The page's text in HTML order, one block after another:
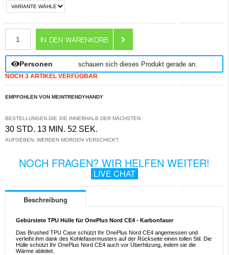
Personen schauen sich dieses Produkt gerade an.
NOCH 3 ARTIKEL VERFÜGBAR
EMPFOHLEN VON MEINTRENDYHANDY
BESTELLUNGEN DIE SIE INNERHALB DER NÄCHSTEN
30 STD. 13 MIN. 52 SEK.
AUFGEBEN, WERDEN MORGEN VERSCHICKT.
NOCH FRAGEN? WIR HELFEN WEITER!
LIVE CHAT
Beschreibung
Gebürstete TPU Hülle für OnePlus Nord CE4 - Karbonfaser
Das Brushed TPU Case schützt Ihr OnePlus Nord CE4 angemessen und
verleiht ihm dank des Kohlefasermusters auf der Rückseite einen tollen Stil. Die
Hülle schützt Ihr OnePlus Nord CE4 auch vor Überhitzung, indem sie die
Wärme ableitet.